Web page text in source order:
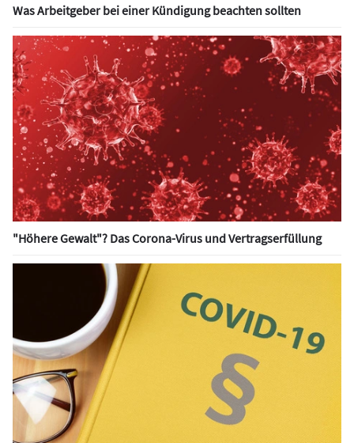
Was Arbeitgeber bei einer Kündigung beachten sollten
"Höhere Gewalt"? Das Corona-Virus und Vertragserfüllung